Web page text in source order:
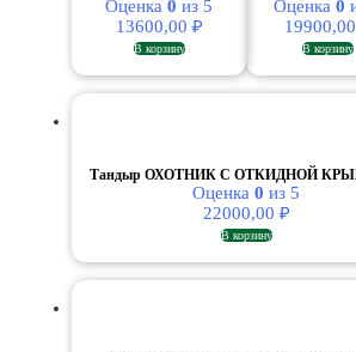
Оценка 0 из 5
13600,00 ₽
В корзину
Оценка 0
19900,00
В корзину
Тандыр ОХОТНИК С ОТКИДНОЙ
Оценка 0 из 5
22000,00 ₽
В корзину